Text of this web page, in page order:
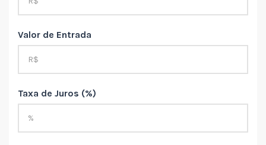
Valor de Entrada
Taxa de Juros (%)